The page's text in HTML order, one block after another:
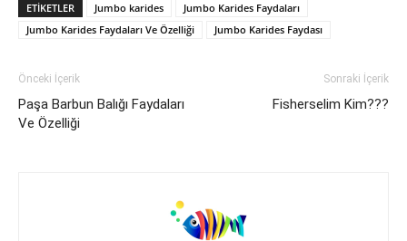
ETIKETLER Jumbo karides
Jumbo Karides Faydaları
Jumbo Karides Faydaları Ve Özelliği
Jumbo Karides Faydası
Önceki İçerik
Paşa Barbun Balığı Faydaları
Ve Özelliği
Sonraki İçerik
Fisherselim Kim???